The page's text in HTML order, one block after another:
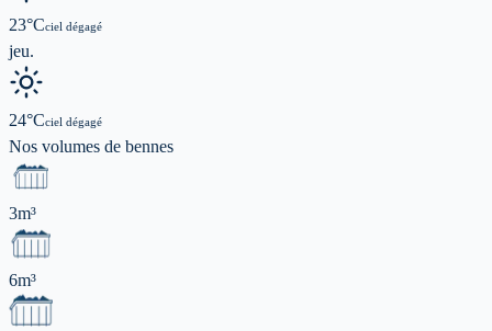
23°Cciel dégagé
jeu.
24°Cciel dégagé
Nos volumes de bennes
3m³
6m³